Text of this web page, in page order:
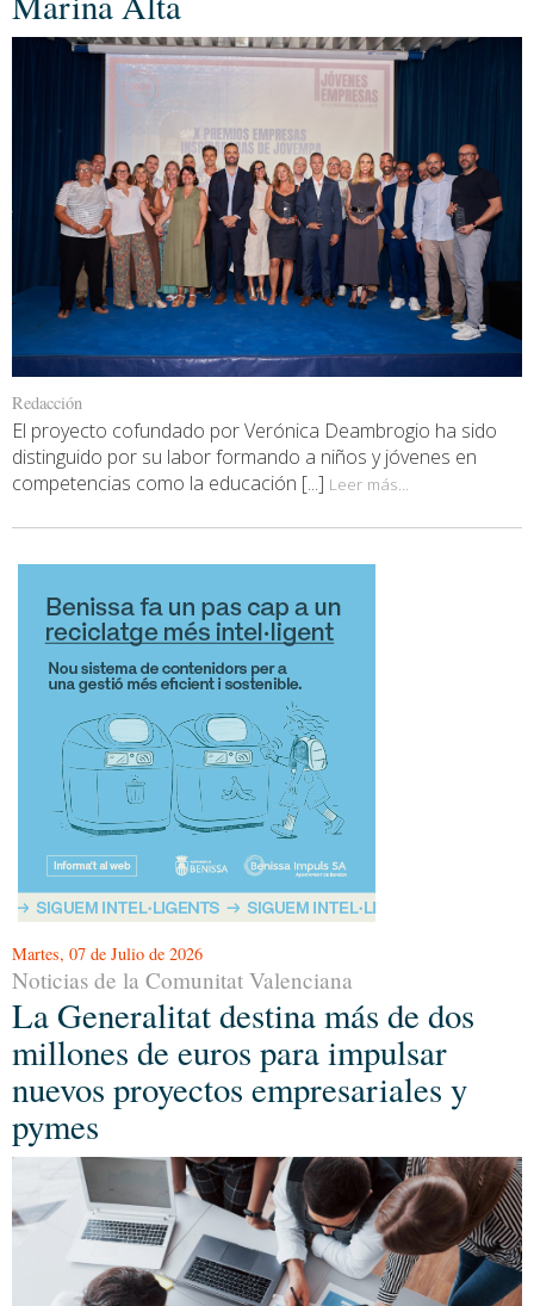
Redacción
El proyecto cofundado por Verónica Deambrogio ha sido
distinguido por su labor formando a niños y jóvenes en
competencias como la educación [...] Leer más...
Martes, 07 de Julio de 2026
Noticias de la Comunitat Valenciana
La Generalitat destina más de dos
millones de euros para impulsar
nuevos proyectos empresariales y
pymes